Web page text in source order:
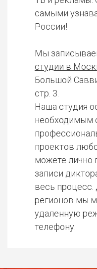
самыми
России!
Мы
студии в
Большой
стр. 3.
Наша студия
необходимым
проектов
можете лично
записи
весь процесс.
регионов мы
удаленную
телефону.